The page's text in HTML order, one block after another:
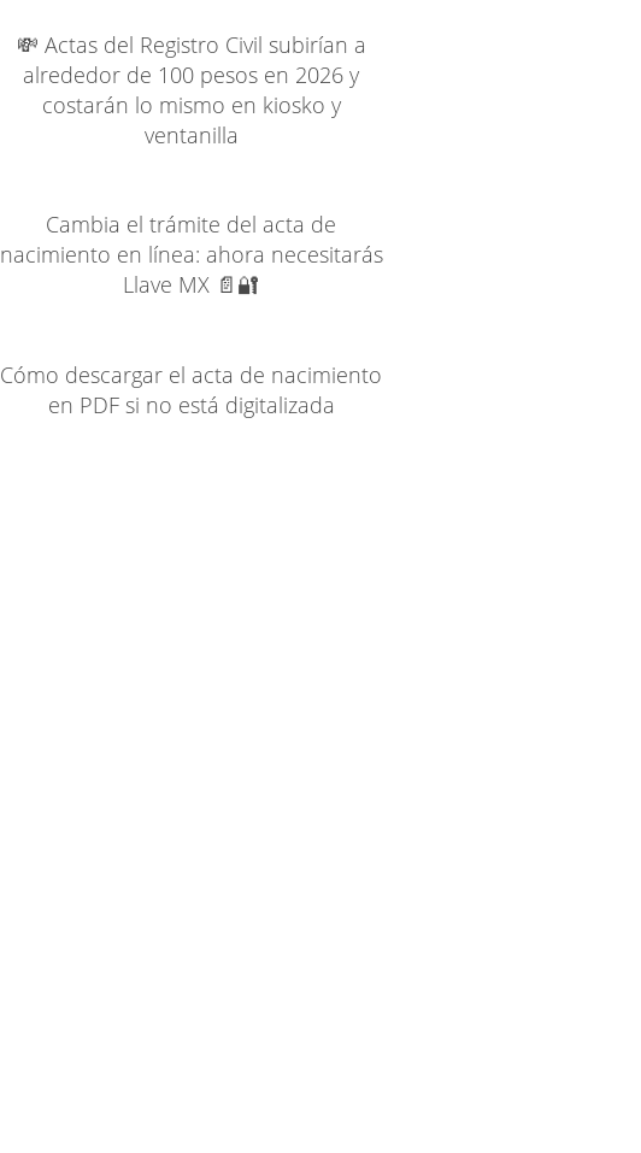
💸 Actas del Registro Civil subirían a
alrededor de 100 pesos en 2026 y
costarán lo mismo en kiosko y
ventanilla
Cambia el trámite del acta de
nacimiento en línea: ahora necesitarás
Llave MX 📄🔐
Cómo descargar el acta de nacimiento
en PDF si no está digitalizada